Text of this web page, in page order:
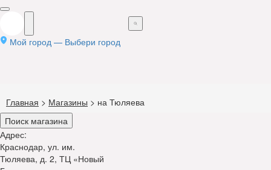
Мой город — Выбери город
Главная > Магазины > на Тюляева
Поиск магазина
Адрес:
Краснодар, ул. им.
Тюляева, д. 2, ТЦ «Новый